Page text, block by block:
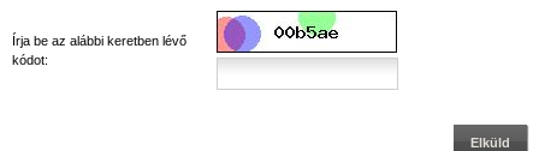
Írja be az alábbi keretben lévő
kódot:
Elküld